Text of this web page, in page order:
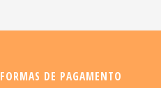
FORMAS DE PAGAMENTO